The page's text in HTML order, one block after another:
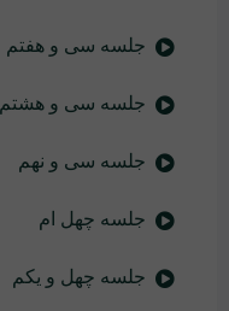
جلسه سی و هفتم
جلسه سی و هشتم
جلسه سی و نهم
جلسه چهل ام
جلسه چهل و یکم